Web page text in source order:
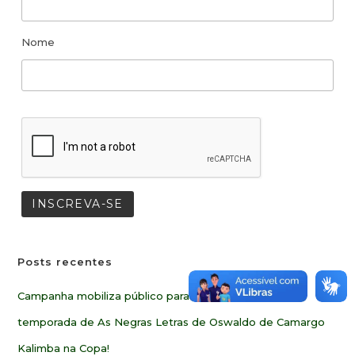
Nome
Posts recentes
Campanha mobiliza público para ampliar alcance da 2ª
temporada de As Negras Letras de Oswaldo de Camargo
Kalimba na Copa!